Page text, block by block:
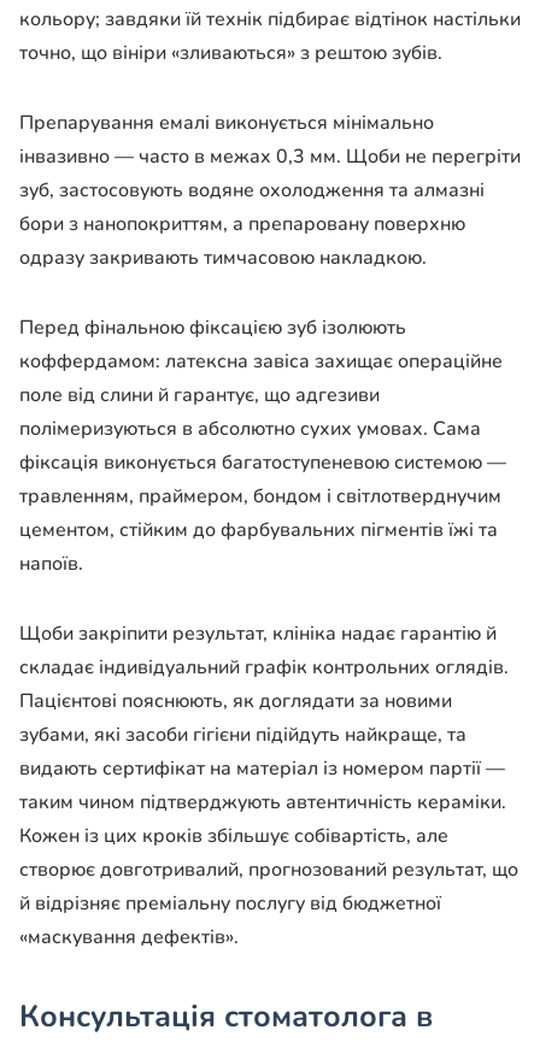
кольору; завдяки їй технік підбирає відтінок настільки
точно, що вініри «зливаються» з рештою зубів.
Препарування емалі виконується мінімально
інвазивно — часто в межах 0,3 мм. Щоби не перегріти
зуб, застосовують водяне охолодження та алмазні
бори з нанопокриттям, а препаровану поверхню
одразу закривають тимчасовою накладкою.
Перед фінальною фіксацією зуб ізолюють
коффердамом: латексна завіса захищає операційне
поле від слини й гарантує, що адгезиви
полімеризуються в абсолютно сухих умовах. Сама
фіксація виконується багатоступеневою системою —
травленням, праймером, бондом і світлотверднучим
цементом, стійким до фарбувальних пігментів їжі та
напоїв.
Щоби закріпити результат, клініка надає гарантію й
складає індивідуальний графік контрольних оглядів.
Пацієнтові пояснюють, як доглядати за новими
зубами, які засоби гігієни підійдуть найкраще, та
видають сертифікат на матеріал із номером партії —
таким чином підтверджують автентичність кераміки.
Кожен із цих кроків збільшує собівартість, але
створює довготривалий, прогнозований результат, що
й відрізняє преміальну послугу від бюджетної
«маскування дефектів».
Консультація стоматолога в